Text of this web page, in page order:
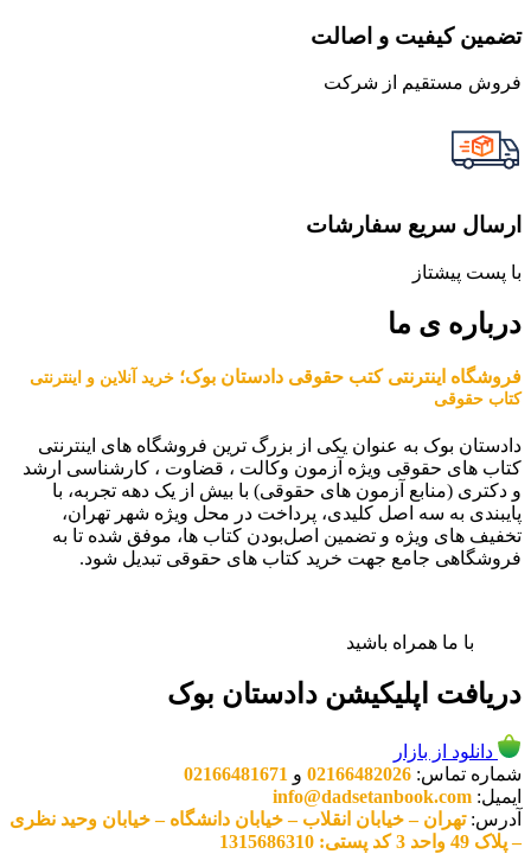
تضمین کیفیت و اصالت
فروش مستقیم از شرکت
ارسال سریع سفارشات
با پست پیشتاز
درباره ی ما
فروشگاه اینترنتی کتب حقوقی دادستان بوک؛ خرید آنلاین و اینترنتی
کتاب حقوقی
دادستان بوک به عنوان یکی از بزرگ ترین فروشگاه های اینترنتی
کتاب های حقوقی ویژه آزمون وکالت ، قضاوت ، کارشناسی ارشد
و دکتری (منابع آزمون های حقوقی) با بیش از یک دهه تجربه، با
پایبندی به سه اصل کلیدی، پرداخت در محل ویژه شهر تهران،
تخفیف های ویژه و تضمین اصل‌بودن کتاب ها، موفق شده تا به
فروشگاهی جامع جهت خرید کتاب های حقوقی تبدیل شود.
با ما همراه باشید
دریافت اپلیکیشن دادستان بوک
دانلود از بازار
شماره تماس: 02166482026 و 02166481671
ایمیل: info@dadsetanbook.com
آدرس:تهران – خیابان انقلاب – خیابان دانشگاه – خیابان وحید نظری
– پلاک 49 واحد 3 کد پستی: 1315686310